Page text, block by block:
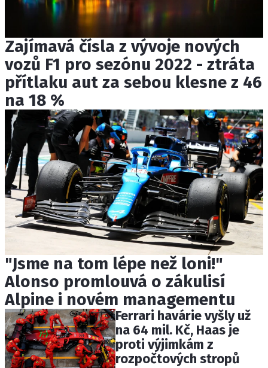
Zajímavá čísla z vývoje nových
vozů F1 pro sezónu 2022 - ztráta
přítlaku aut za sebou klesne z 46
na 18 %
"Jsme na tom lépe než loni!"
Alonso promlouvá o zákulisí
Alpine i novém managementu
Ferrari havárie vyšly už
na 64 mil. Kč, Haas je
proti výjimkám z
rozpočtových stropů